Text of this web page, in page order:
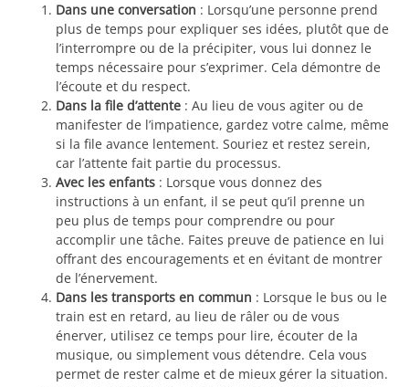
Dans une conversation : Lorsqu’une personne prend
plus de temps pour expliquer ses idées, plutôt que de
l’interrompre ou de la précipiter, vous lui donnez le
temps nécessaire pour s’exprimer. Cela démontre de
l’écoute et du respect.
Dans la file d’attente : Au lieu de vous agiter ou de
manifester de l’impatience, gardez votre calme, même
si la file avance lentement. Souriez et restez serein,
car l’attente fait partie du processus.
Avec les enfants : Lorsque vous donnez des
instructions à un enfant, il se peut qu’il prenne un
peu plus de temps pour comprendre ou pour
accomplir une tâche. Faites preuve de patience en lui
offrant des encouragements et en évitant de montrer
de l’énervement.
Dans les transports en commun : Lorsque le bus ou le
train est en retard, au lieu de râler ou de vous
énerver, utilisez ce temps pour lire, écouter de la
musique, ou simplement vous détendre. Cela vous
permet de rester calme et de mieux gérer la situation.